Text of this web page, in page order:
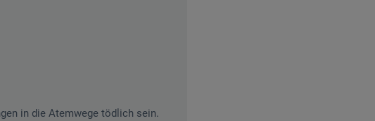
in die Atemwege tödlich sein.